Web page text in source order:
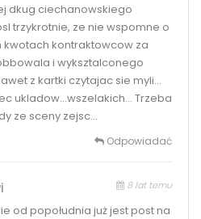
dkug ciechanowskiego
trzykrotnie, ze nie wspomne o
kwotach kontraktowcow za
i wyksztalconego
z kartki czytajac sie myli…
ukladow…wszelakich… Trzeba
ze sceny zejsc…
Odpowiadać
8 lat temu
od popołudnia już jest post na